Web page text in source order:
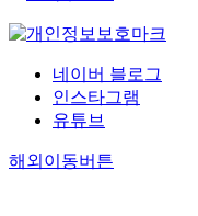
네이버 블로그
인스타그램
유튜브
해외이동버튼